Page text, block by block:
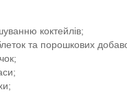
коктейлів;
та порошкових